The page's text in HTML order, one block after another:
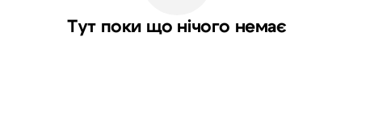
Тут поки що нічого немає